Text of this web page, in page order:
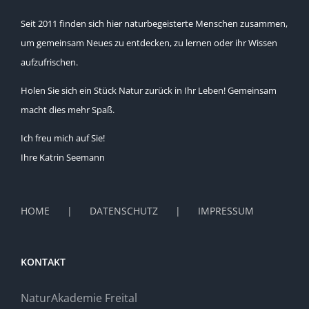
Seit 2011 finden sich hier naturbegeisterte Menschen zusammen,
um gemeinsam Neues zu entdecken, zu lernen oder ihr Wissen
aufzufrischen.
Holen Sie sich ein Stück Natur zurück in Ihr Leben! Gemeinsam
macht dies mehr Spaß.
Ich freu mich auf Sie!
Ihre Katrin Seemann
HOME DATENSCHUTZ IMPRESSUM
KONTAKT
NaturAkademie Freital